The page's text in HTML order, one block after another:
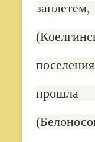
прошла